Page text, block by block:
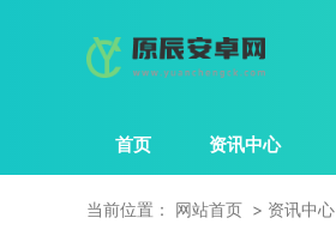
首页 资讯中心
当前位置： 网站首页 资讯中心